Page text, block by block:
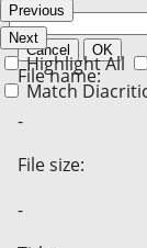
Previous
Next
Highlight All
Match
Cancel OK
File name:
-
File size:
-